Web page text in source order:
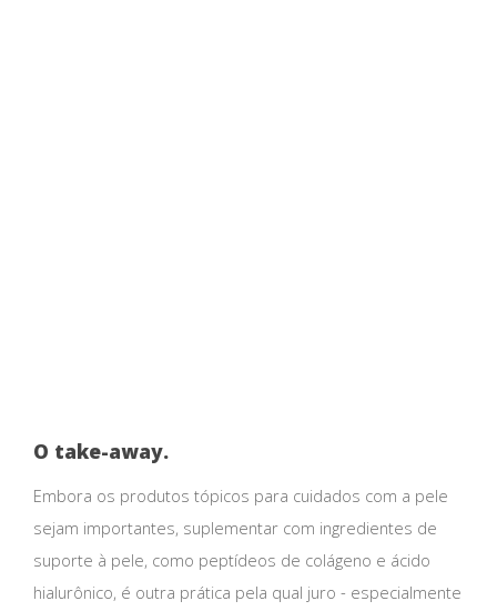
O take-away.
Embora os produtos tópicos para cuidados com a pele
sejam importantes, suplementar com ingredientes de
suporte à pele, como peptídeos de colágeno e ácido
hialurônico, é outra prática pela qual juro - especialmente